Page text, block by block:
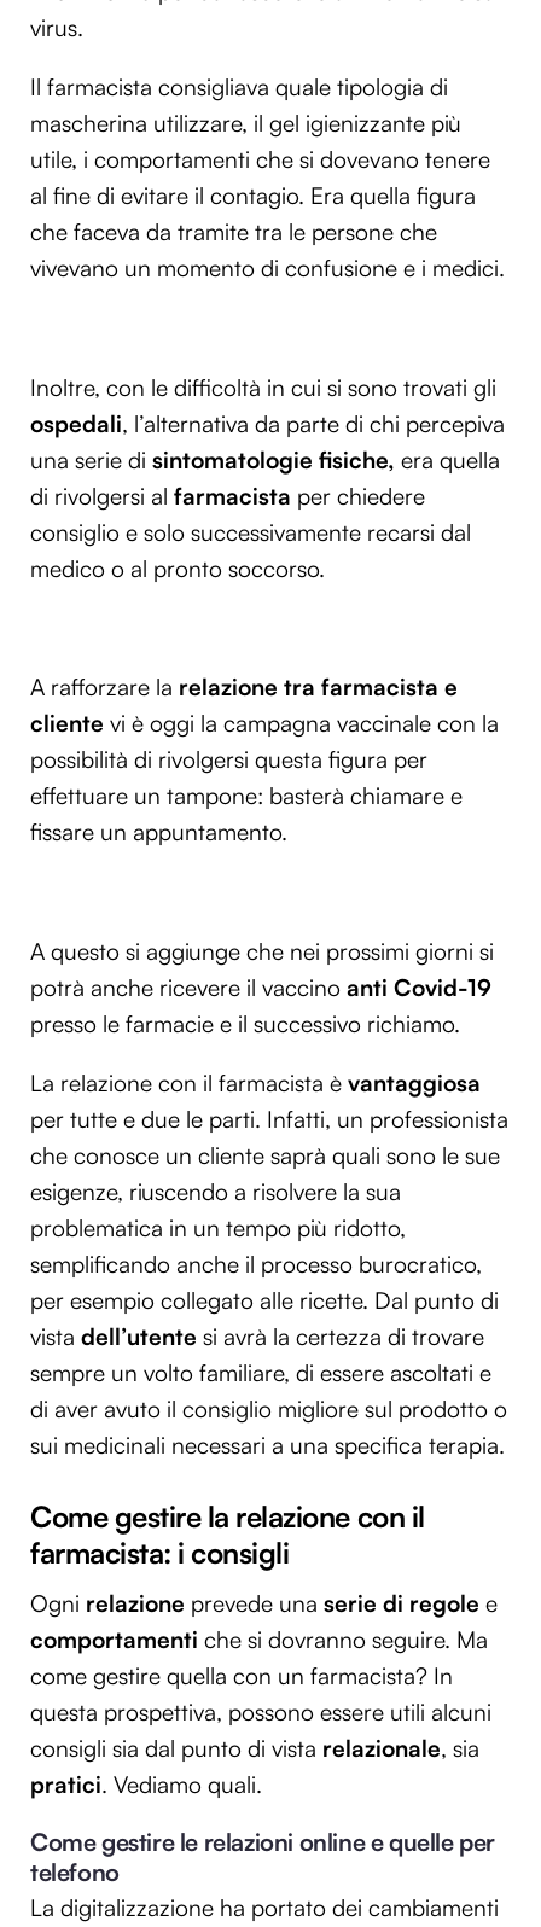
virus.
Il farmacista consigliava quale tipologia di
mascherina utilizzare, il gel igienizzante più
utile, i comportamenti che si dovevano tenere
al fine di evitare il contagio. Era quella figura
che faceva da tramite tra le persone che
vivevano un momento di confusione e i medici.
Inoltre, con le difficoltà in cui si sono trovati gli
ospedali, l’alternativa da parte di chi percepiva
una serie di sintomatologie fisiche, era quella
di rivolgersi al farmacista per chiedere
consiglio e solo successivamente recarsi dal
medico o al pronto soccorso.
A rafforzare la relazione tra farmacista e
cliente vi è oggi la campagna vaccinale con la
possibilità di rivolgersi questa figura per
effettuare un tampone: basterà chiamare e
fissare un appuntamento.
A questo si aggiunge che nei prossimi giorni si
potrà anche ricevere il vaccino anti Covid-19
presso le farmacie e il successivo richiamo.
La relazione con il farmacista è vantaggiosa
per tutte e due le parti. Infatti, un professionista
che conosce un cliente saprà quali sono le sue
esigenze, riuscendo a risolvere la sua
problematica in un tempo più ridotto,
semplificando anche il processo burocratico,
per esempio collegato alle ricette. Dal punto di
vista dell’utente si avrà la certezza di trovare
sempre un volto familiare, di essere ascoltati e
di aver avuto il consiglio migliore sul prodotto o
sui medicinali necessari a una specifica terapia.
Come gestire la relazione con il
farmacista: i consigli
Ogni relazione prevede una serie di regole e
comportamenti che si dovranno seguire. Ma
come gestire quella con un farmacista? In
questa prospettiva, possono essere utili alcuni
consigli sia dal punto di vista relazionale, sia
pratici. Vediamo quali.
Come gestire le relazioni online e quelle per
telefono
La digitalizzazione ha portato dei cambiamenti